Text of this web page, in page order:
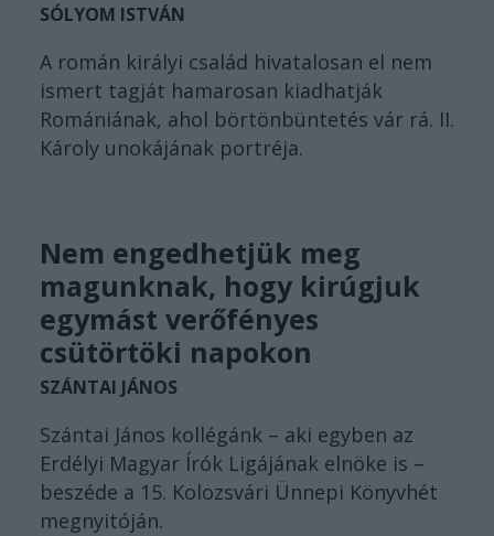
SÓLYOM ISTVÁN
A román királyi család hivatalosan el nem
ismert tagját hamarosan kiadhatják
Romániának, ahol börtönbüntetés vár rá. II.
Károly unokájának portréja.
Nem engedhetjük meg
magunknak, hogy kirúgjuk
egymást verőfényes
csütörtöki napokon
SZÁNTAI JÁNOS
Szántai János kollégánk – aki egyben az
Erdélyi Magyar Írók Ligájának elnöke is –
beszéde a 15. Kolozsvári Ünnepi Könyvhét
megnyitóján.